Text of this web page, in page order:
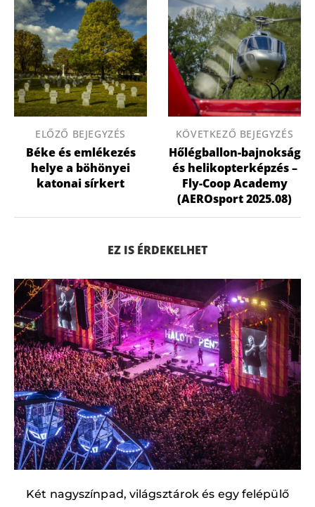
ELŐZŐ BEJEGYZÉS
Béke és emlékezés
helye a böhönyei
katonai sírkert
KÖVETKEZŐ BEJEGYZÉS
Hőlégballon-bajnokság
és helikopterképzés –
Fly-Coop Academy
(AEROsport 2025.08)
EZ IS ÉRDEKELHET
Két nagyszínpad, világsztárok és egy felépülő